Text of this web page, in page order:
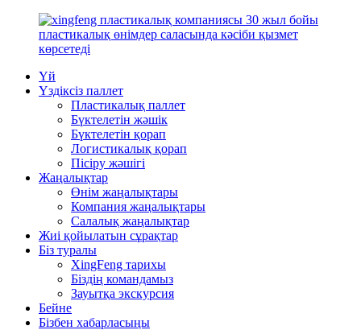
Үй
Үздіксіз паллет
Пластикалық паллет
Бүктелетін жәшік
Бүктелетін қорап
Логистикалық қорап
Пісіру жәшігі
Жаңалықтар
Өнім жаңалықтары
Компания жаңалықтары
Салалық жаңалықтар
Жиі қойылатын сұрақтар
Біз туралы
XingFeng тарихы
Біздің командамыз
Зауытқа экскурсия
Бейне
Бізбен хабарласыңы